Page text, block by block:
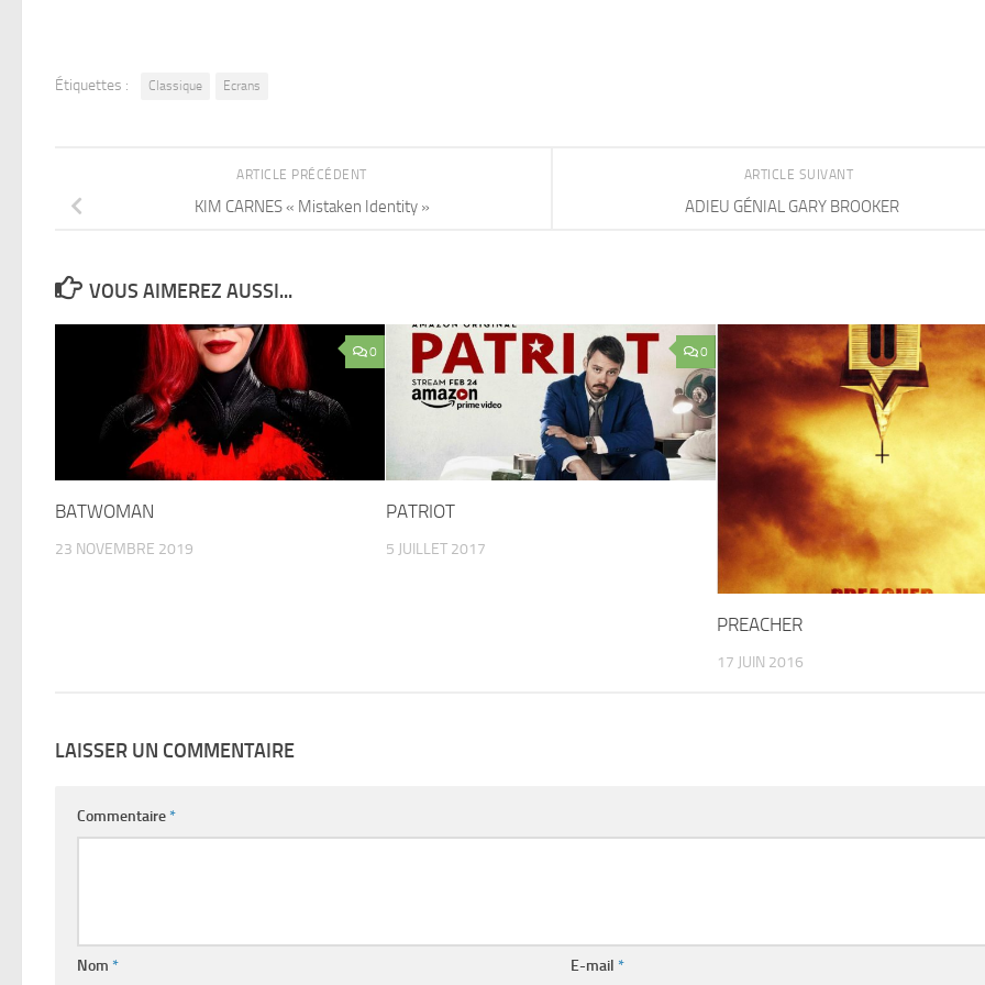
Étiquettes : Classique Ecrans
ARTICLE SUIVANT
ADIEU GÉNIAL GARY BROOKER
ARTICLE PRÉCÉDENT
KIM CARNES « Mistaken Identity »
VOUS AIMEREZ AUSSI...
0
BATWOMAN
23 NOVEMBRE 2019
0
PATRIOT
5 JUILLET 2017
PREACHER
17 JUIN 2016
LAISSER UN COMMENTAIRE
Commentaire*
Nom * E-mail*